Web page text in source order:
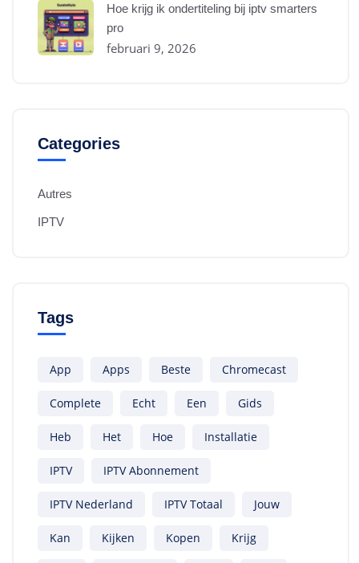
Hoe krijg ik ondertiteling bij iptv smarters
pro
februari 9, 2026
Categories
Autres
IPTV
Tags
App Apps Beste Chromecast
Complete Echt Een Gids
Heb Het Hoe Installatie
IPTV IPTV Abonnement
IPTV Nederland IPTV Totaal Jouw
Kan Kijken Kopen Krijg